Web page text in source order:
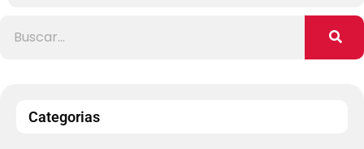
Categorias